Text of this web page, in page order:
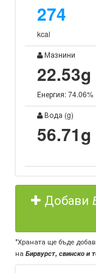
274
kcal
Мазнини
22.53g
Енергия: 74.06%
Вода (g)
56.71g
Добави
*Храната ще бъде
на Бирвурст, свинско и